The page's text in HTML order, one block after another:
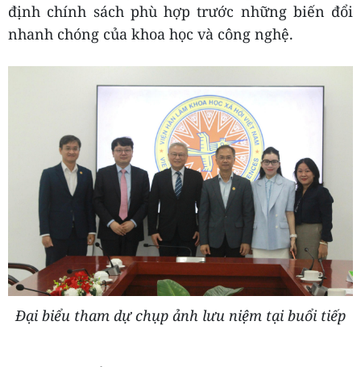
định chính sách phù hợp trước những biến đổi
nhanh chóng của khoa học và công nghệ.
Đại biểu tham dự chụp ảnh lưu niệm tại buổi tiếp